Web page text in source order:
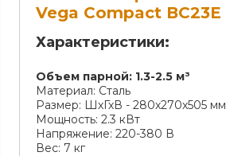
Vega Compact ВС23Е
Характеристики:
Объем парной: 1.3-2.5 м³
Материал: Сталь
Размер: ШхГхВ - 280х270х505 мм
Мощность: 2.3 кВт
Напряжение: 220-380 В
Вес: 7 кг